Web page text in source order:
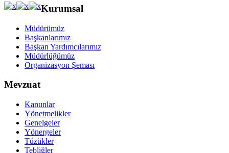
Kurumsal
Müdürümüz
Başkanlarımız
Başkan Yardımcılarımız
Müdürlüğümüz
Organizasyon Şeması
Mevzuat
Kanunlar
Yönetmelikler
Genelgeler
Yönergeler
Tüzükler
Tebliğler